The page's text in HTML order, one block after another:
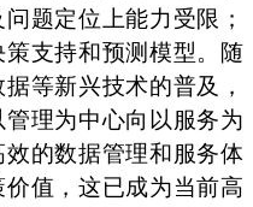
题定位上能力受限；
支持和预测模型。随
等新兴技术的普及，
理为中心向以服务为
的数据管理和服务体
值，这已成为当前高